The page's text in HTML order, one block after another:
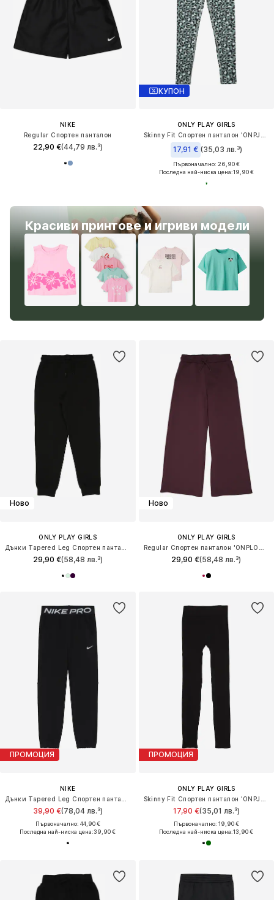
NIKE
Regular Спортен панталон
22,90 €(44,79 лв.³)
Красиви принтове и игриви модели
КУПОН
ONLY PLAY GIRLS
17,91 € (35,03 лв.³)
Първоначално: 26,90 €
Последна най-ниска цена:19,90 €
Ново
ONLY PLAY GIRLS
29,90 €(58,48 лв.³)
Ново
ONLY PLAY GIRLS
29,90 €(58,48 лв.³)
ПРОМОЦИЯ
NIKE
39,90 €(78,04 лв.³)
Първоначално: 44,90 €
Последна най-ниска цена:39,90 €
ПРОМОЦИЯ
ONLY PLAY GIRLS
17,90 €(35,01 лв.³)
Първоначално: 19,90 €
Последна най-ниска цена:13,90 €